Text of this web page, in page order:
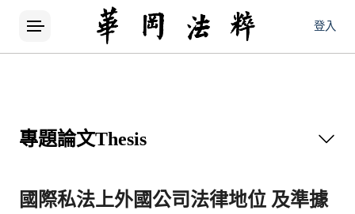
登入
專題論文Thesis
國際私法上外國公司法律地位 及準據